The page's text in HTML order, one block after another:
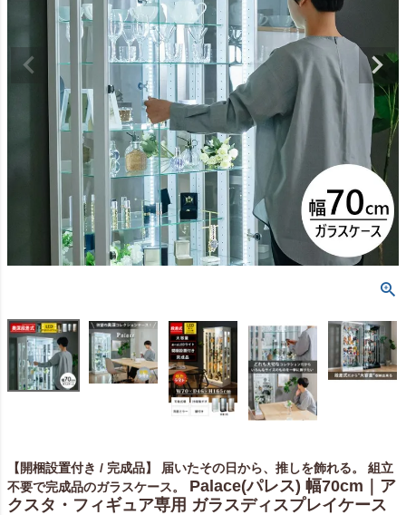
【開梱設置付き / 完成品】 届いたその日から、推しを飾れる。 組立
不要で完成品のガラスケース。
Palace(パレス) 幅70cm｜ア
クスタ・フィギュア専用 ガラスディスプレイケース